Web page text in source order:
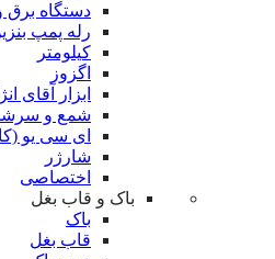
دستگاه
رله پمپ
کیلومتر
اگزوز
ابزار آقای
شمع و
ای سی یو
شارژر
اختصاصی
باک و قاب بغل
باک
قاب بغل